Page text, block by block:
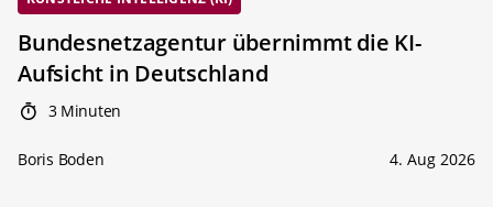
Bundesnetzagentur übernimmt die KI-
Aufsicht in Deutschland
3 Minuten
Boris Boden 4. Aug 2026